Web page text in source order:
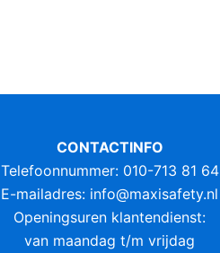
CONTACTINFO
Telefoonnummer: 010-713 81 64
E-mailadres: info@maxisafety.nl
Openingsuren klantendienst:
van maandag t/m vrijdag